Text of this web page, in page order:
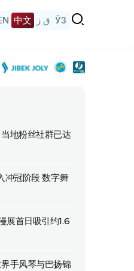
中文 ق ز ЎЗ
地粉丝社群已达
冠阶段 数字舞
展首日吸引约1.6
手风琴与巴扬锦